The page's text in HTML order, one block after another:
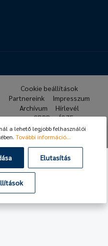
Pneumatika
Cookie beállítások
Partnereink
Impresszum
Archívum
Hírlevél
GDPR
ÁSZF
a lehető legjobb felhasználói
További információ...
Elutasítás